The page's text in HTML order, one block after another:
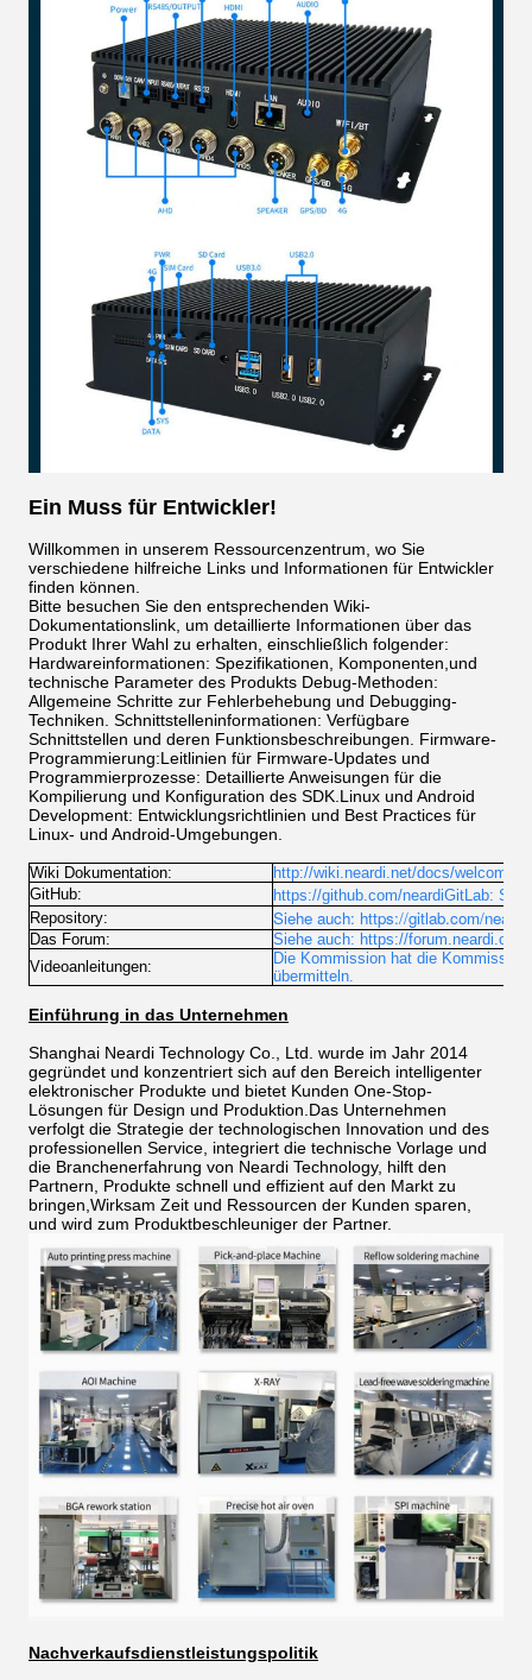
Ein Muss für Entwickler!
Willkommen in unserem Ressourcenzentrum, wo Sie
verschiedene hilfreiche Links und Informationen für Entwickler
finden können.
Bitte besuchen Sie den entsprechenden Wiki-
Dokumentationslink, um detaillierte Informationen über das
Produkt Ihrer Wahl zu erhalten, einschließlich folgender:
Hardwareinformationen: Spezifikationen, Komponenten,und
technische Parameter des Produkts Debug-Methoden:
Allgemeine Schritte zur Fehlerbehebung und Debugging-
Techniken. Schnittstelleninformationen: Verfügbare
Schnittstellen und deren Funktionsbeschreibungen. Firmware-
Programmierung:Leitlinien für Firmware-Updates und
Programmierprozesse: Detaillierte Anweisungen für die
Kompilierung und Konfiguration des SDK.Linux und Android
Development: Entwicklungsrichtlinien und Best Practices für
Linux- und Android-Umgebungen.
Wiki Dokumentation:
http://wiki.neardi.net/docs/welcome
GitHub:
https://github.com/neardiGitLab:
Repository:
Siehe auch: https://gitlab.com/
Das Forum:
Siehe auch: https://forum.neardi.com
Videoanleitungen:
Die Kommission hat die
übermitteln.
Einführung in das Unternehmen
Shanghai Neardi Technology Co., Ltd. wurde im Jahr 2014
gegründet und konzentriert sich auf den Bereich intelligenter
elektronischer Produkte und bietet Kunden One-Stop-
Lösungen für Design und Produktion.Das Unternehmen
verfolgt die Strategie der technologischen Innovation und des
professionellen Service, integriert die technische Vorlage und
die Branchenerfahrung von Neardi Technology, hilft den
Partnern, Produkte schnell und effizient auf den Markt zu
bringen,Wirksam Zeit und Ressourcen der Kunden sparen,
und wird zum Produktbeschleuniger der Partner.
Nachverkaufsdienstleistungspolitik